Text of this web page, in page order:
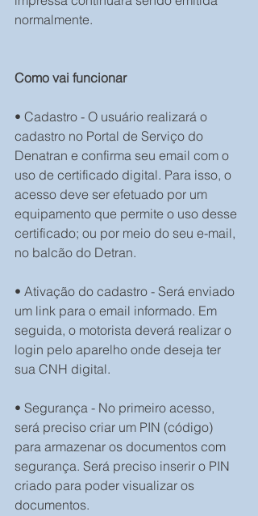
normalmente.
Como vai funcionar
• Cadastro - O usuário realizará o
cadastro no Portal de Serviço do
Denatran e confirma seu email com o
uso de certificado digital. Para isso, o
acesso deve ser efetuado por um
equipamento que permite o uso desse
certificado; ou por meio do seu e-mail,
no balcão do Detran.
• Ativação do cadastro - Será enviado
um link para o email informado. Em
seguida, o motorista deverá realizar o
login pelo aparelho onde deseja ter
sua CNH digital.
• Segurança - No primeiro acesso,
será preciso criar um PIN (código)
para armazenar os documentos com
segurança. Será preciso inserir o PIN
criado para poder visualizar os
documentos.